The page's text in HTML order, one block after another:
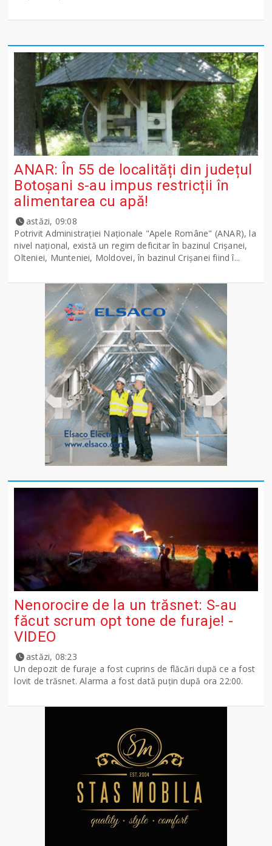
ANAR: În 55 de localități din județul
Botoșani s-au impus restricții în
alimentarea cu apă!
astăzi, 09:08
Potrivit Administraţiei Naţionale "Apele Române" (ANAR), la
nivel naţional, există un regim deficitar în bazinul Crişanei,
Olteniei, Munteniei, Moldovei, în bazinul Crişanei fiind î...
Nenorocire de la un trăsnet: S-au
făcut scrum opt tone de furaje! -
VIDEO
astăzi, 08:23
Un depozit de furaje a fost cuprins de flăcări după ce a fost
lovit de trăsnet. Alarma a fost dată puțin după ora 22:00.